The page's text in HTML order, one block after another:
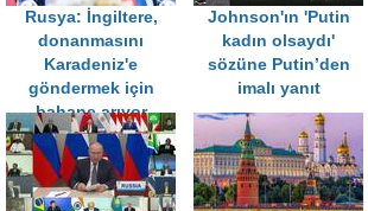
Rusya: İngiltere,
donanmasını
Karadeniz'e
göndermek için
bahane arıyor
Johnson'ın 'Putin
kadın olsaydı'
sözüne Putin’den
imalı yanıt